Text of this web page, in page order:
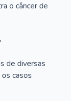
o câncer de
de diversas
casos